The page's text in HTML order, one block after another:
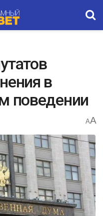
в
поведении
AA